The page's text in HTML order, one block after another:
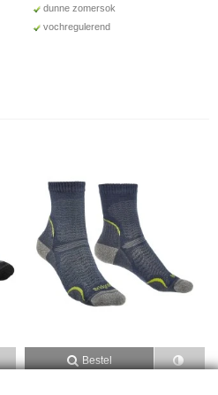
dunne zomersok
vochregulerend
Bestel